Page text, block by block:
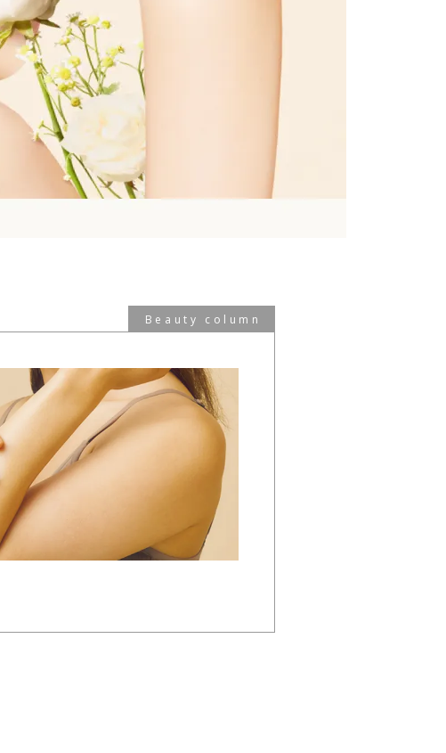
Beauty column